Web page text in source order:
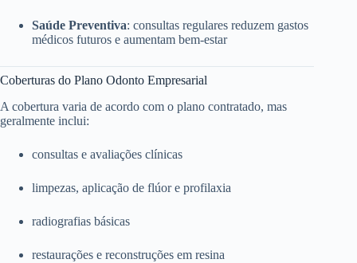
Saúde Preventiva: consultas regulares reduzem gastos
médicos futuros e aumentam bem-estar
Coberturas do Plano Odonto Empresarial
A cobertura varia de acordo com o plano contratado, mas
geralmente inclui:
consultas e avaliações clínicas
limpezas, aplicação de flúor e profilaxia
radiografias básicas
restaurações e reconstruções em resina